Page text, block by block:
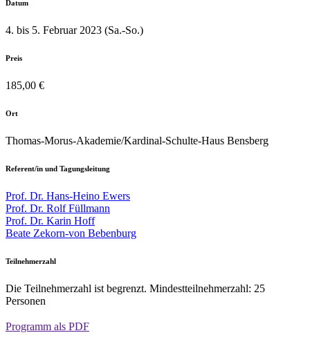
Datum
4. bis 5. Februar 2023 (Sa.-So.)
Preis
185,00 €
Ort
Thomas-Morus-Akademie/Kardinal-Schulte-Haus Bensberg
Referent/in und Tagungsleitung
Prof. Dr. Hans-Heino Ewers
Prof. Dr. Rolf Füllmann
Prof. Dr. Karin Hoff
Beate Zekorn-von Bebenburg
Teilnehmerzahl
Die Teilnehmerzahl ist begrenzt. Mindestteilnehmerzahl: 25
Personen
Programm als PDF